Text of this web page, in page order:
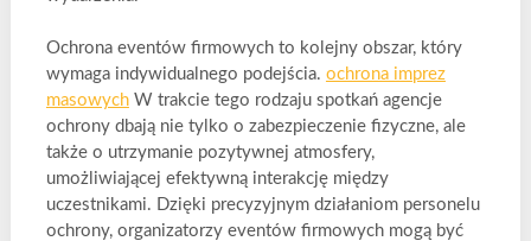
Ochrona eventów firmowych to kolejny obszar, który
wymaga indywidualnego podejścia. ochrona imprez
masowychW trakcie tego rodzaju spotkań agencje
ochrony dbają nie tylko o zabezpieczenie fizyczne, ale
także o utrzymanie pozytywnej atmosfery,
umożliwiającej efektywną interakcję między
uczestnikami. Dzięki precyzyjnym działaniom personelu
ochrony, organizatorzy eventów firmowych mogą być